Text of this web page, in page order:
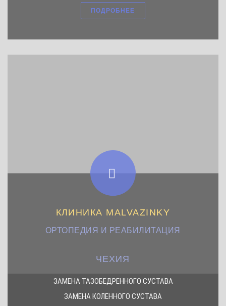
ПОДРОБНЕЕ
КЛИНИКА MALVAZINKY
ОРТОПЕДИЯ И РЕАБИЛИТАЦИЯ
ЧЕХИЯ
ЗАМЕНА ТАЗОБЕДРЕННОГО СУСТАВА
ЗАМЕНА КОЛЕННОГО СУСТАВА